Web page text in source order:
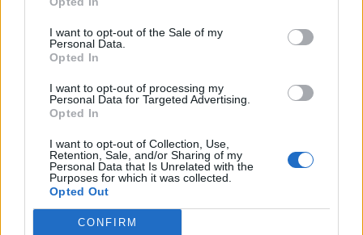
I want to opt-out of the Sale of my
Personal Data.
Opted In
I want to opt-out of processing my
Personal Data for Targeted Advertising.
Opted In
I want to opt-out of Collection, Use,
Retention, Sale, and/or Sharing of my
Personal Data that Is Unrelated with the
Purposes for which it was collected.
Opted Out
CONFIRM
In evidenza